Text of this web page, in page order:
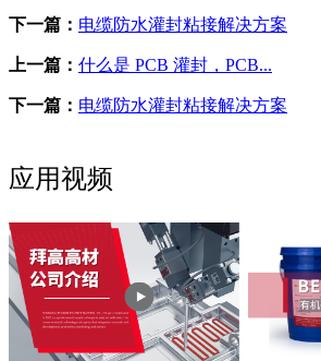
下一篇： 电缆防水灌封粘接解决方案
上一篇： 什么是 PCB 灌封，PCB...
下一篇： 电缆防水灌封粘接解决方案
应用视频